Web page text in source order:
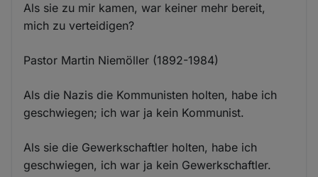
Als sie zu mir kamen, war keiner mehr bereit,
mich zu verteidigen?
Pastor Martin Niemöller (1892-1984)
Als die Nazis die Kommunisten holten, habe ich
geschwiegen; ich war ja kein Kommunist.
Als sie die Gewerkschaftler holten, habe ich
geschwiegen, ich war ja kein Gewerkschaftler.